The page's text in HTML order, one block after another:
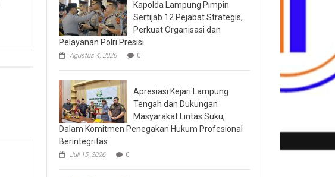
Kapolda Lampung Pimpin
Sertijab 12 Pejabat Strategis,
Perkuat Organisasi dan
Pelayanan Polri Presisi
Agustus 4, 2026 0
Apresiasi Kejari Lampung
Tengah dan Dukungan
Masyarakat Lintas Suku,
Dalam Komitmen Penegakan Hukum Profesional
Berintegritas
Juli 15, 2026 0